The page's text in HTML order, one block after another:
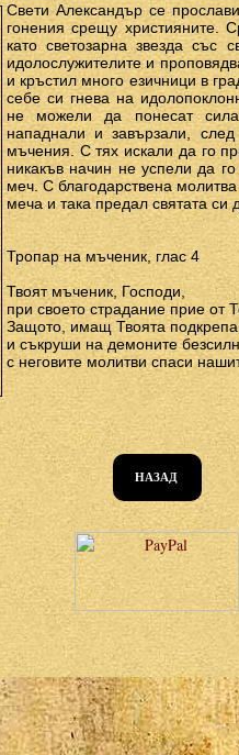
Свети Александър се
гонения срещу християните.
като светозарна звезда със
идолослужителите и
и кръстил много езичници в
себе си гнева на
не можели да понесат
нападнали и завързали,
мъчения. С тях искали да го
никакъв начин не успели да
меч. С благодарствена
меча и така предал святата си
Тропар на мъченик, глас 4
Твоят мъченик, Господи,
при своето страдание прие от
Защото, имащ Твоята
и съкруши на демоните
с неговите молитви спаси
НАЗАД